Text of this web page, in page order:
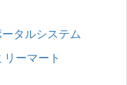
タルシステム
ーマート